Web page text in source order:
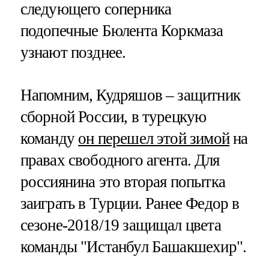
следующего соперника
подопечные Бюлента Коркмаза
узнают позднее.
Напомним, Кудряшов – защитник
сборной России, в турецкую
команду он перешел этой зимойна
правах свободного агента. Для
россиянина это вторая попытка
заиграть в Турции. Ранее Федор в
сезоне-2018/19 защищал цвета
команды "Истанбул Башакшехир".